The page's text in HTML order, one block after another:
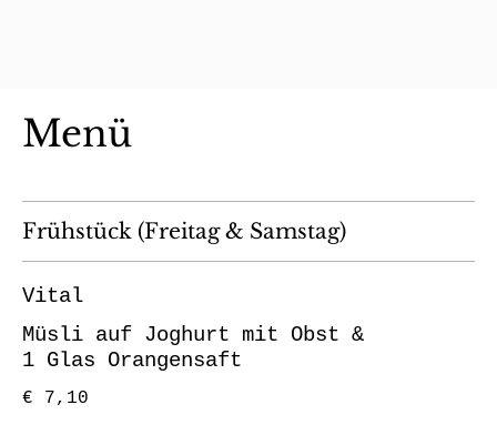
Menü
Frühstück (Freitag & Samstag)
Vital
Müsli auf Joghurt mit Obst &
1 Glas Orangensaft
€ 7,10